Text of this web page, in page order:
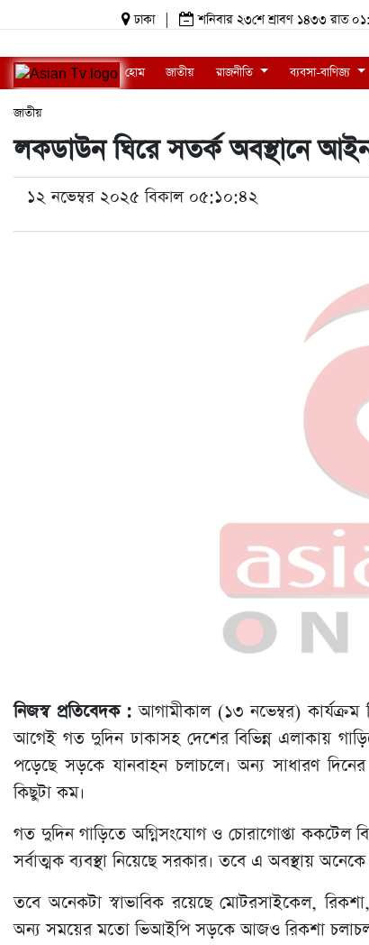
ঢাকা শনিবার ২৩শে শ্রাবণ ১৪৩৩
হোম জাতীয় রাজনীতি ব্যবসা-বাণিজ্য
জাতীয়
লকডাউন ঘিরে সতর্ক অবস্থানে
১২ নভেম্বর ২০২৫ বিকাল ০৫:১০:৪২
নিজস্ব প্রতিবেদক :আগামীকাল (১৩ নভেম্বর)
আগেই গত দুদিন ঢাকাসহ দেশের বিভিন্ন এলাকায়
পড়েছে সড়কে যানবাহন চলাচলে। অন্য সাধারণ
কিছুটা কম।
গত দুদিন গাড়িতে অগ্নিসংযোগ ও চোরাগোপ্তা ককটেল
সর্বাত্মক ব্যবস্থা নিয়েছে সরকার। তবে এ অবস্থায়
তবে অনেকটা স্বাভাবিক রয়েছে মোটরসাইকেল,
অন্য সময়ের মতো ভিআইপি সড়কে আজও রিকশা চলাচল